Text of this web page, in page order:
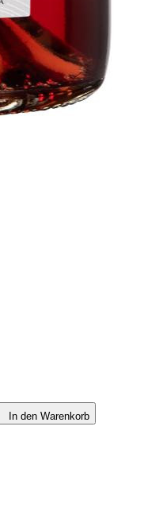
In den Warenkorb